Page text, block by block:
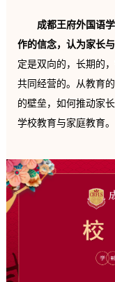
成都王府外国语
作的信念，认为家长
定是双向的，长期的
共同经营的。从教育
的壁垒，如何推动家
学校教育与家庭教育。